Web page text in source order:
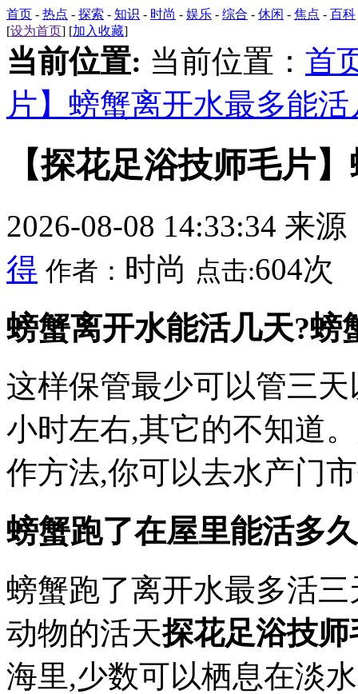
首页 - 热点 - 探索 - 知识 - 时尚 - 娱乐 - 综合 - 休闲 - 焦点 - 百科
[设为首页] [加入收藏]
当前位置: 当前位置： 首
片】螃蟹离开水最多能活
【探花足浴技师毛片
2026-08-08 14:33:34 来源
得 作者： 时尚 点击:604次
螃蟹离开水能活几天?螃
这样保管最少可以管三
小时左右,其它的不知道
作方法,你可以去水产门
螃蟹跑了在屋里能活多
螃蟹跑了离开水最多活
动物的活天探花足浴技师
海里,少数可以栖息在淡